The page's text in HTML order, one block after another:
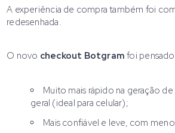
A experiência de compra também foi
redesenhada.
O novo checkout Botgram foi pensado
Muito mais rápido na geração
geral (ideal para celular);
Mais confiável e leve, com